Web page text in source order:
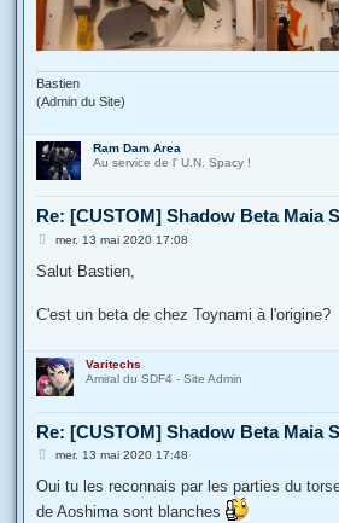
Bastien
(Admin du Site)
Ram Dam Area
Au service de l' U.N. Spacy !
Re: [CUSTOM] Shadow Beta Maia
M
s
g
mer. 13 mai 2020 17:08
Salut Bastien,
C'est un beta de chez Toynami à l'origine?
Varitechs
Amiral du SDF4 - Site Admin
Re: [CUSTOM] Shadow Beta Maia
M
s
a
mer. 13 mai 2020 17:48
Oui tu les reconnais par les parties du
de Aoshima sont blanches